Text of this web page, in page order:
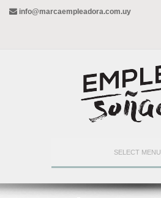
info@marcaempleadora.com.uy
SELECT MENU